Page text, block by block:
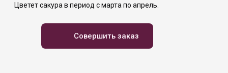
Совершить заказ
Цветет сакура в период с марта по апрель.